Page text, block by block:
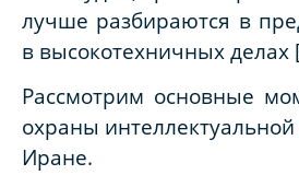
лучше разбираются в
в высокотехничных делах
Рассмотрим основные
охраны интеллектуальной
Иране.